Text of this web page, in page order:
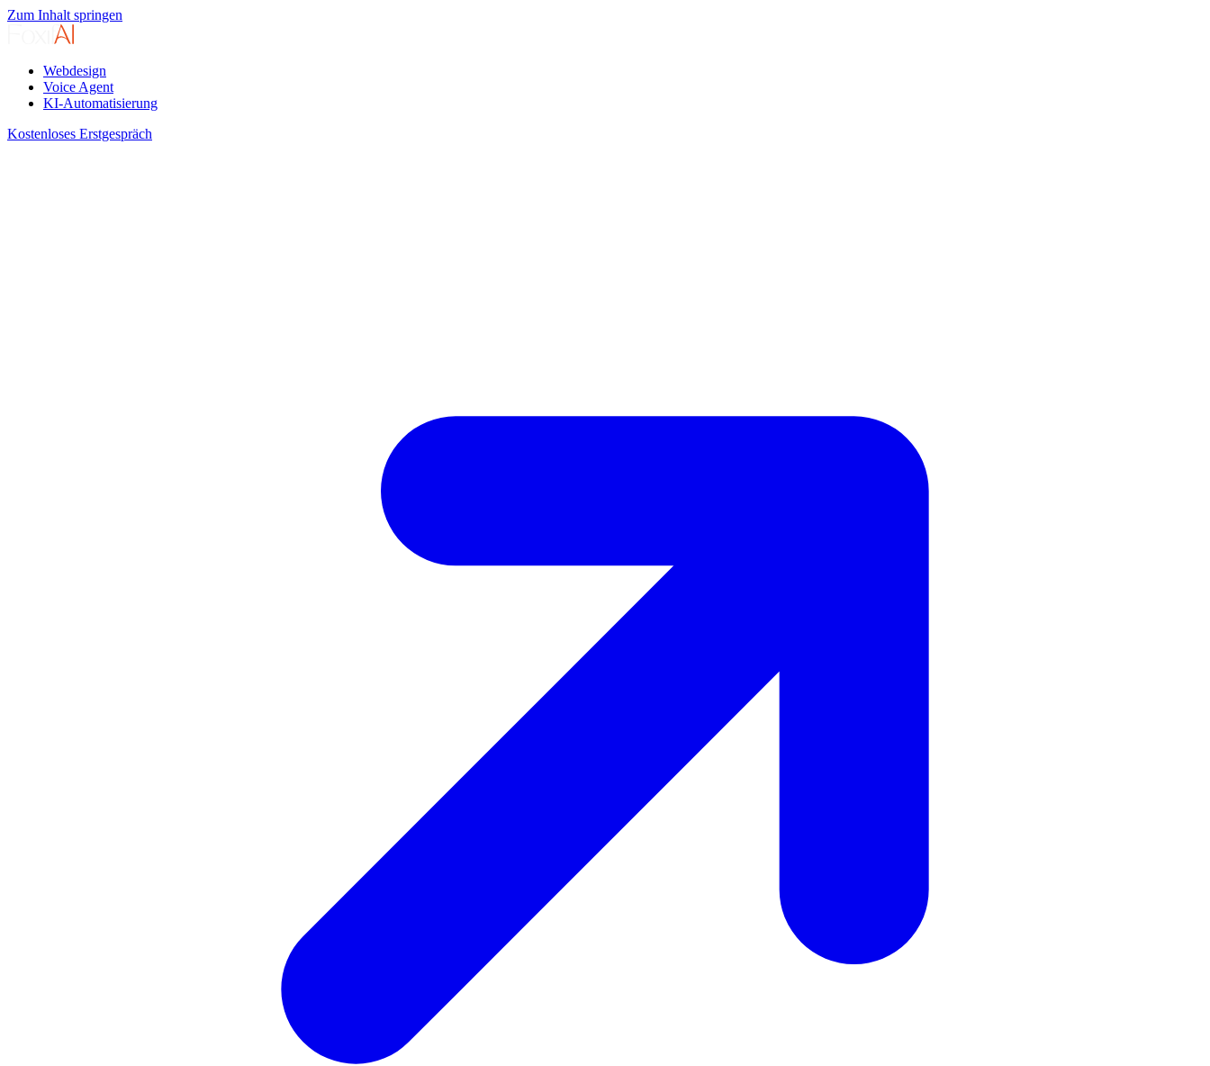
Zum Inhalt springen
Webdesign
Voice Agent
KI-Automatisierung
Kostenloses Erstgespräch